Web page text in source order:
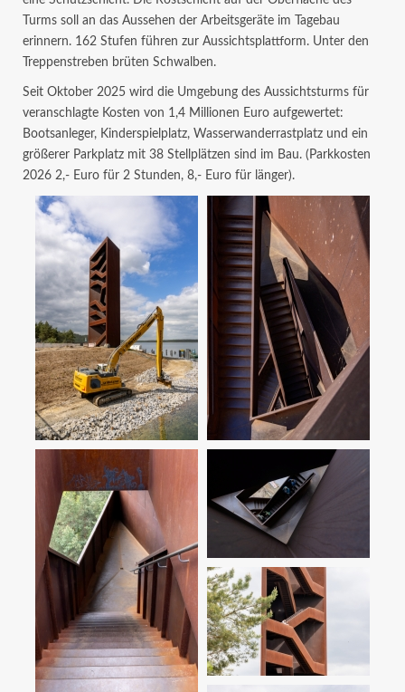
Turms soll an das Aussehen der Arbeitsgeräte im Tagebau
erinnern. 162 Stufen führen zur Aussichtsplattform. Unter den
Treppenstreben brüten Schwalben.
Seit Oktober 2025 wird die Umgebung des Aussichtsturms für
veranschlagte Kosten von 1,4 Millionen Euro aufgewertet:
Bootsanleger, Kinderspielplatz, Wasserwanderrastplatz und ein
größerer Parkplatz mit 38 Stellplätzen sind im Bau. (Parkkosten
2026 2,- Euro für 2 Stunden, 8,- Euro für länger).